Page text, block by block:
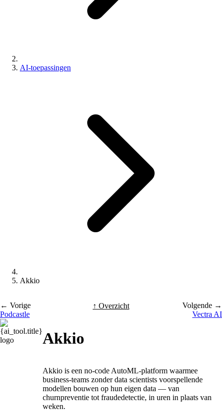
AI-toepassingen
Akkio
← Vorige
Podcastle
↑ Overzicht
Volgende →
Vectra AI
Akkio
Akkio is een no-code AutoML-platform waarmee
business-teams zonder data scientists voorspellende
modellen bouwen op hun eigen data — van
churnpreventie tot fraudedetectie, in uren in plaats van
weken.